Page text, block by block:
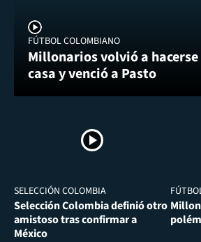
FÚTBOL COLOMBIANO
Millonarios volvió a
casa y venció a Pasto
SELECCIÓN COLOMBIA
Selección Colombia definió otro
amistoso tras confirmar a
México